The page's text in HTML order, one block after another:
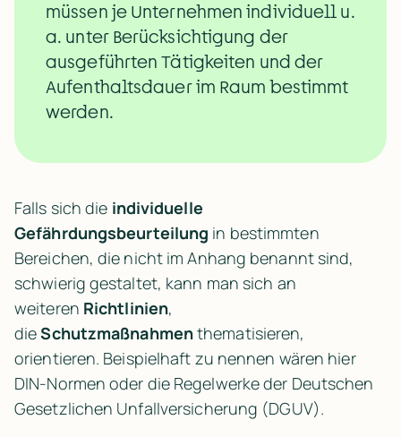
müssen je Unternehmen individuell u.
a. unter Berücksichtigung der
ausgeführten Tätigkeiten und der
Aufenthaltsdauer im Raum bestimmt
werden.
Falls sich die individuelle
Gefährdungsbeurteilung in bestimmten
Bereichen, die nicht im Anhang benannt sind,
schwierig gestaltet, kann man sich an
weiteren Richtlinien,
die Schutzmaßnahmen thematisieren,
orientieren. Beispielhaft zu nennen wären hier
DIN-Normen oder die Regelwerke der Deutschen
Gesetzlichen Unfallversicherung (DGUV).